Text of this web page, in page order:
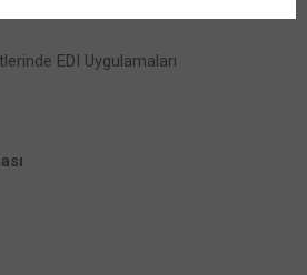
EDI Uygulamaları